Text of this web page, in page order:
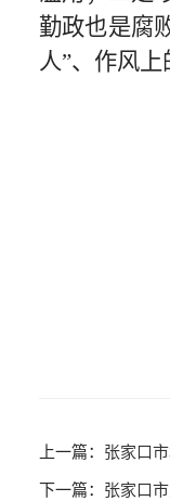
勤政也是腐
人”、作风
张家口
张家口